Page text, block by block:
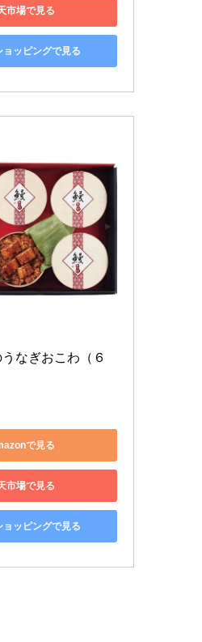
市場で見る
ッピングで見る
なぎおこわ（６
で見る
市場で見る
ッピングで見る